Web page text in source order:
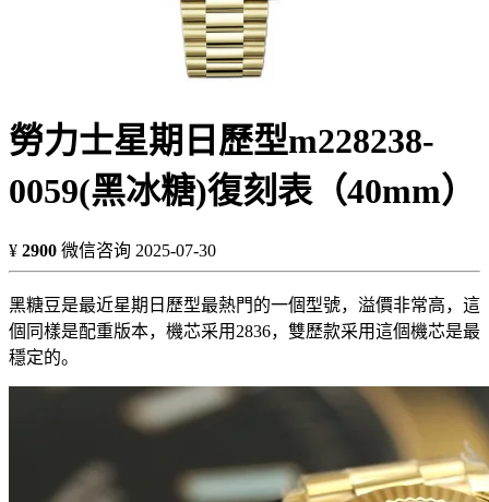
勞力士星期日歷型m228238-
0059(黑冰糖)復刻表（40mm）
¥ 2900 微信咨询 2025-07-30
黑糖豆是最近星期日歷型最熱門的一個型號，溢價非常高，這
個同樣是配重版本，機芯采用2836，雙歷款采用這個機芯是最
穩定的。